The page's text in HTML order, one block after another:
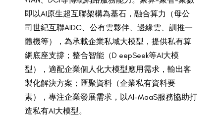
即以AI原生超互聯架構為基石，融合算力（母公
司世紀互聯AIDC、公有雲夥伴、邊緣雲、訓推一
體機等），為承載企業私域大模型，提供私有算
網底座支撐；整合智能（D eepSeek等AI大模
型），適配企業個人化大模型應用需求，輸出客
製化解決方案；匯聚資料（企業私有資料要
素），專注企業發展需求，以AI-MaaS服務協助打
造私有AI大模型。